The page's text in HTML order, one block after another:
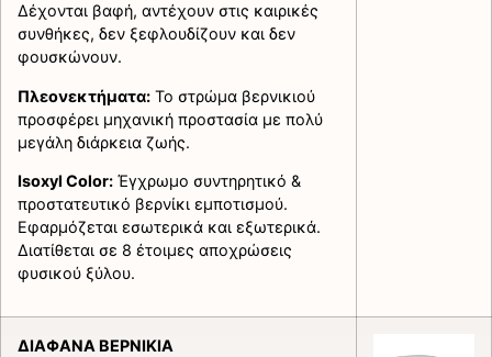
Δέχονται βαφή, αντέχουν στις καιρικές
συνθήκες, δεν ξεφλουδίζουν και δεν
φουσκώνουν.
Πλεονεκτήματα: Το στρώμα βερνικιού
προσφέρει μηχανική προστασία με πολύ
μεγάλη διάρκεια ζωής.
Isoxyl Color: Έγχρωμο συντηρητικό &
προστατευτικό βερνίκι εμποτισμού.
Εφαρμόζεται εσωτερικά και εξωτερικά.
Διατίθεται σε 8 έτοιμες αποχρώσεις
φυσικού ξύλου.
ΔΙΑΦΑΝΑ ΒΕΡΝΙΚΙΑ